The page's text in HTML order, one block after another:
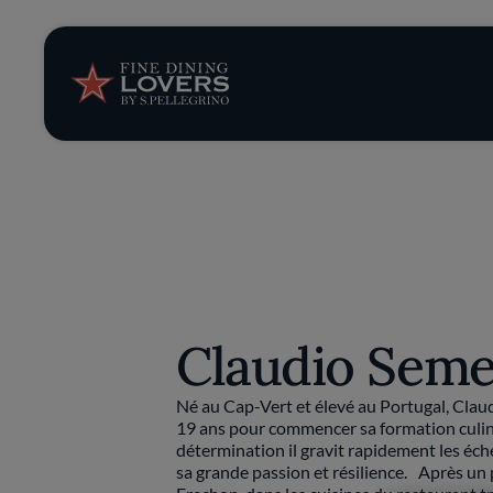
News et
Recettes
Claudio
Né au Cap-Vert et élevé au Portugal,
19 ans pour commencer sa formation
détermination il gravit rapidement les
sa grande passion et résilience. Après un